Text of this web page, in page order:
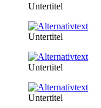
Untertitel
Untertitel
Untertitel
Untertitel